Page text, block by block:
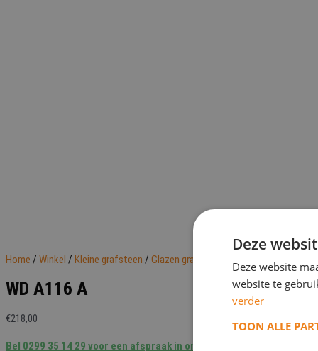
Home / Winkel / Kleine grafsteen / Glazen grafmonument / WD A116 A
WD A116 A
€218,00
Bel 0299 35 14 29 voor een afspraak in onze showroom of bij je thuis
Deze
Deze website
website te
verder
TOON ALLE